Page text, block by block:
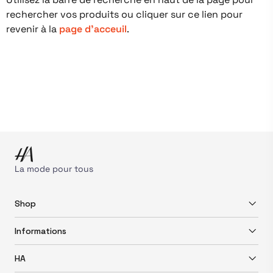
rechercher vos produits ou cliquer sur ce lien pour
revenir à la page d'acceuil.
La mode pour tous
Shop
Informations
HA